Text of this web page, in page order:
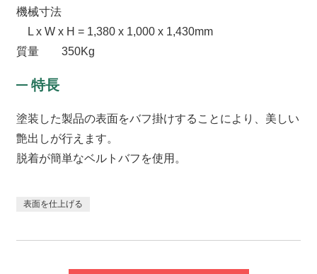
機械寸法
L x W x H = 1,380 x 1,000 x 1,430mm
質量 350Kg
特長
塗装した製品の表面をバフ掛けすることにより、美しい
艶出しが行えます。
脱着が簡単なベルトバフを使用。
表面を仕上げる